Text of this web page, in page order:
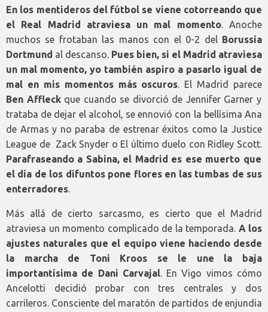
En los mentideros del fútbol se viene cotorreando que
el Real Madrid atraviesa un mal momento. Anoche
muchos se frotaban las manos con el 0-2 del Borussia
Dortmund al descanso. Pues bien, si el Madrid atraviesa
un mal momento, yo también aspiro a pasarlo igual de
mal en mis momentos más oscuros. El Madrid parece
Ben Affleckque cuando se divorció de Jennifer Garner y
trataba de dejar el alcohol, se ennovió con la bellísima Ana
de Armas y no paraba de estrenar éxitos como la Justice
League de Zack Snyder o El último duelo con Ridley Scott.
Parafraseando a Sabina, el Madrid es ese muerto que
el día de los difuntos pone flores en las tumbas de sus
enterradores.
Más allá de cierto sarcasmo, es cierto que el Madrid
atraviesa un momento complicado de la temporada. A los
ajustes naturales que el equipo viene haciendo desde
la marcha de Toni Kroos se le une la baja
importantísima de Dani Carvajal. En Vigo vimos cómo
Ancelotti decidió probar con tres centrales y dos
carrileros. Consciente del maratón de partidos de enjundia